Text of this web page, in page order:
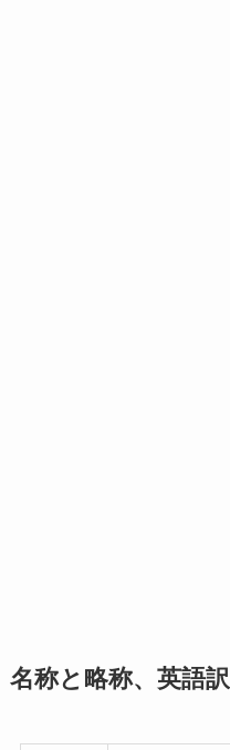
名称と略称、英語訳